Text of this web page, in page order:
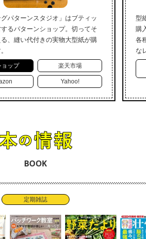
グパターンスタジオ」はブティッ
るパターンショップ。切ってそ
、縫い代付きの実物大型紙が購
ョップ 楽天市場
Yahoo!
型
購
各
な
BOOK
定期雑誌